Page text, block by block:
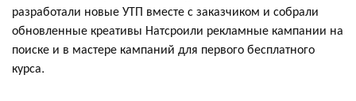
разработали новые УТП вместе с заказчиком и собрали
обновленные креативы Натсроили рекламные кампании на
поиске и в мастере кампаний для первого бесплатного
курса.